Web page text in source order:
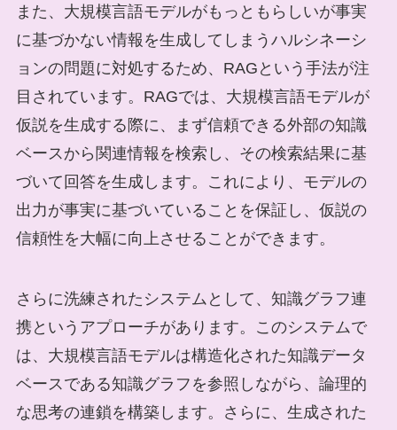
また、大規模言語モデルがもっともらしいが事実
に基づかない情報を生成してしまうハルシネーシ
ョンの問題に対処するため、RAGという手法が注
目されています。RAGでは、大規模言語モデルが
仮説を生成する際に、まず信頼できる外部の知識
ベースから関連情報を検索し、その検索結果に基
づいて回答を生成します。これにより、モデルの
出力が事実に基づいていることを保証し、仮説の
信頼性を大幅に向上させることができます。
さらに洗練されたシステムとして、知識グラフ連
携というアプローチがあります。このシステムで
は、大規模言語モデルは構造化された知識データ
ベースである知識グラフを参照しながら、論理的
な思考の連鎖を構築します。さらに、生成された